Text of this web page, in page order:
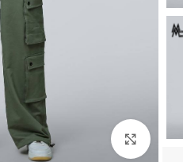
بزرگنمایی تصویر